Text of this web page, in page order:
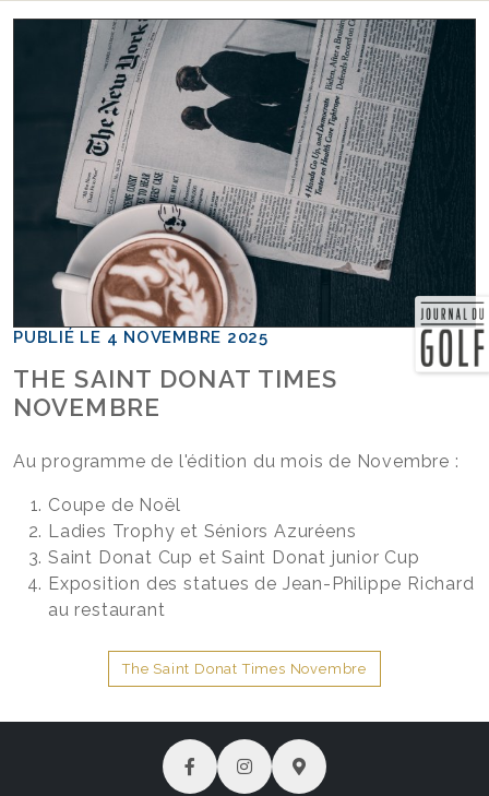
PUBLIÉ LE 4 NOVEMBRE 2025
THE SAINT DONAT TIMES
NOVEMBRE
Au programme de l'édition du mois de Novembre :
Coupe de Noël
Ladies Trophy et Séniors Azuréens
Saint Donat Cup et Saint Donat junior Cup
Exposition des statues de Jean-Philippe Richard
au restaurant
The Saint Donat Times Novembre